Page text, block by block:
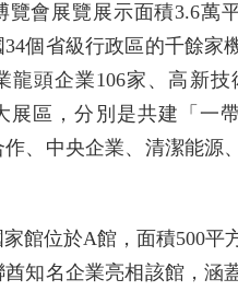
覽會展覽展示面積3.6萬
34個省級行政區的千餘家
龍頭企業106家、高新技
展區，分別是共建「一
、中央企業、清潔能源
家館位於A館，面積500平
知名企業亮相該館，涵